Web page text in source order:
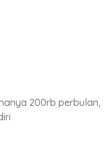
200rb perbulan,